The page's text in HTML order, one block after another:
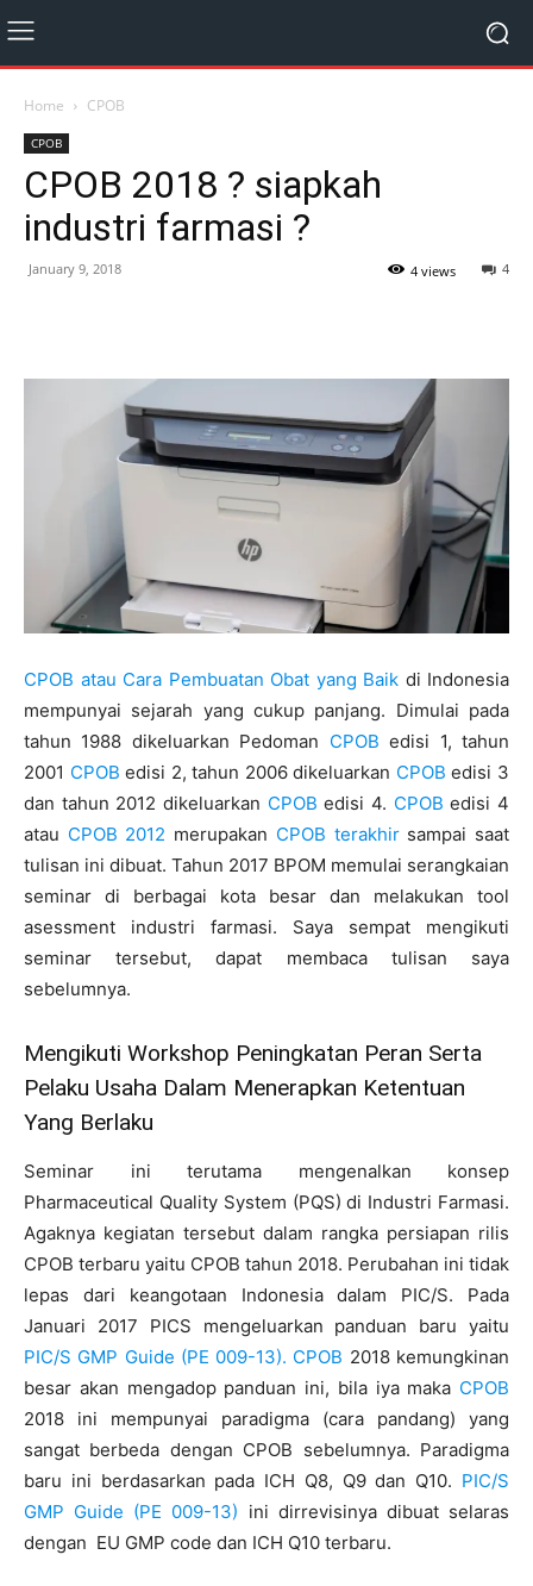
Home CPOB
CPOB
CPOB 2018 ? siapkah
industri farmasi ?
January 9, 2018 4
4 views
CPOB atau Cara Pembuatan Obat yang Baik di Indonesia
mempunyai sejarah yang cukup panjang. Dimulai pada
tahun 1988 dikeluarkan Pedoman CPOBedisi 1, tahun
2001 CPOB edisi 2, tahun 2006 dikeluarkan CPOB edisi 3
dan tahun 2012 dikeluarkan CPOB edisi 4. CPOB edisi 4
atau CPOB 2012 merupakan CPOB terakhirsampai saat
tulisan ini dibuat. Tahun 2017 BPOM memulai serangkaian
seminar di berbagai kota besar dan melakukan tool
asessment industri farmasi. Saya sempat mengikuti
seminar tersebut, dapat membaca tulisan saya
sebelumnya.
Mengikuti Workshop Peningkatan Peran Serta
Pelaku Usaha Dalam Menerapkan Ketentuan
Yang Berlaku
Seminar ini terutama mengenalkan konsep
Pharmaceutical Quality System (PQS) di Industri Farmasi.
Agaknya kegiatan tersebut dalam rangka persiapan rilis
CPOB terbaru yaitu CPOB tahun 2018. Perubahan ini tidak
lepas dari keangotaan Indonesia dalam PIC/S. Pada
Januari 2017 PICS mengeluarkan panduan baru yaitu
PIC/S GMP Guide (PE 009-13). CPOB 2018 kemungkinan
besar akan mengadop panduan ini, bila iya maka CPOB
2018 ini mempunyai paradigma (cara pandang) yang
sangat berbeda dengan CPOB sebelumnya. Paradigma
baru ini berdasarkan pada ICH Q8, Q9 dan Q10. PIC/S
GMP Guide (PE 009-13) ini dirrevisinya dibuat selaras
dengan EU GMP code dan ICH Q10 terbaru.